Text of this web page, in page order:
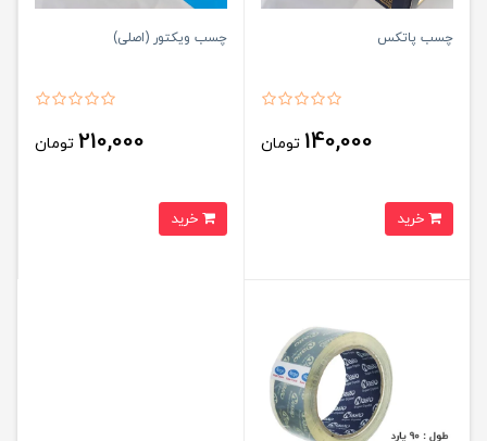
چسب پاتکس
140,000 تومان
چسب ویکتور (اصلی)
210,000 تومان